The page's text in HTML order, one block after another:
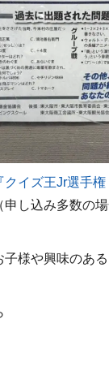
クイズ王Jr選手権
し込み多数の
子様や興味のあ